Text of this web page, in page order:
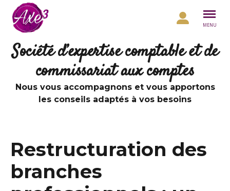
Aller au contenu
MENU
Société d’expertise comptable et de
commissariat aux comptes
Nous vous accompagnons et vous apportons
les conseils adaptés à vos besoins
Restructuration des
branches